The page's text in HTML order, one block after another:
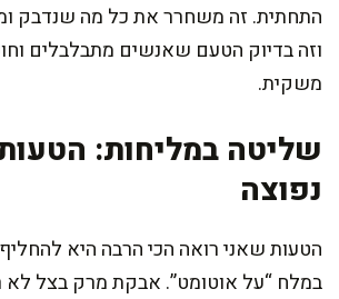
התחתית. זה משחרר את כל מה שנדבק
וזה בדיוק הטעם שאנשים מתבלבלים
משקית.
שליטה במליחות:
נפוצה
הטעות שאני רואה הכי הרבה היא
במלח “על אוטומט”. אבקת מרק בצל לא